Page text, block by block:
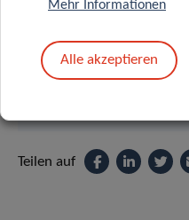
Teilen auf
Mehr Informationen
Alle akzeptieren